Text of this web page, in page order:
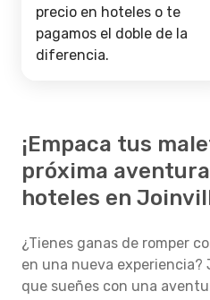
precio en hoteles o te
pagamos el doble de la
diferencia.
¡Empaca tus
próxima
hoteles en
¿Tienes ganas de romper
en una nueva experiencia?
que sueñes con una